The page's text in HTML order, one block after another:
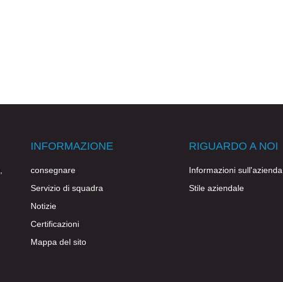
INFORMAZIONE
consegnare
Servizio di squadra
Notizie
Certificazioni
Mappa del sito
RIGUARDO A NOI
Informazioni sull'azienda
Stile aziendale